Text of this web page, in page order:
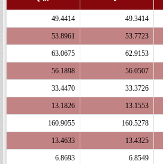
49.3414
49.4414
53.7723
53.8961
62.9153
63.0675
56.0507
56.1898
33.3726
33.4470
13.1553
13.1826
160.5278
160.9055
13.4325
13.4633
6.8549
6.8693